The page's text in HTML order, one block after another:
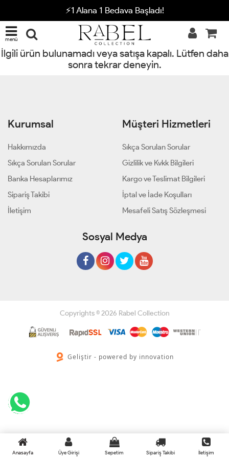
⚡1 Alana 1 Bedava Başladı!
menü
İlgili ürün bulunamadı veya satışa kapalı. Lütfen daha
sonra tekrar deneyin.
Kurumsal
Hakkımızda
Sıkça Sorulan Sorular
Banka Hesaplarımız
Sipariş Takibi
İletişim
Müşteri Hizmetleri
Sıkça Sorulan Sorular
Gizlilik ve Kvkk Bilgileri
Kargo ve Teslimat Bilgileri
İptal ve İade Koşulları
Mesafeli Satış Sözleşmesi
Sosyal Medya
Copyrights © 2026 Rabel Collection
Geliştir - powered by innovation
Anasayfa Üye Girişi Sepetim Sipariş Takibi İletişim